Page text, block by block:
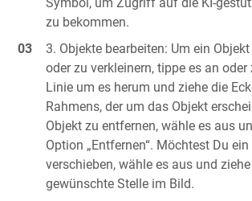
zu bekommen.
Objekte bearbeiten: Um ein
oder zu verkleinern, tippe es an oder
Linie um es herum und ziehe die
Rahmens, der um das Objekt
Objekt zu entfernen, wähle es aus
Option „Entfernen“. Möchtest Du
verschieben, wähle es aus und
gewünschte Stelle im Bild.